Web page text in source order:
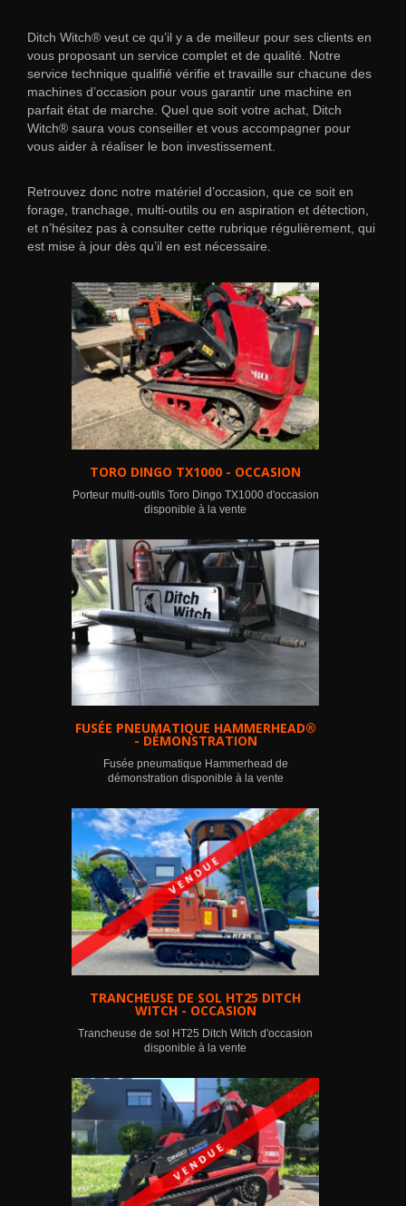
Ditch Witch® veut ce qu’il y a de meilleur pour ses clients en
vous proposant un service complet et de qualité. Notre
service technique qualifié vérifie et travaille sur chacune des
machines d’occasion pour vous garantir une machine en
parfait état de marche. Quel que soit votre achat, Ditch
Witch® saura vous conseiller et vous accompagner pour
vous aider à réaliser le bon investissement.
Retrouvez donc notre matériel d’occasion, que ce soit en
forage, tranchage, multi-outils ou en aspiration et détection,
et n’hésitez pas à consulter cette rubrique régulièrement, qui
est mise à jour dès qu’il en est nécessaire.
TORO DINGO TX1000 - OCCASION
Porteur multi-outils Toro Dingo TX1000 d'occasion
disponible à la vente
FUSÉE PNEUMATIQUE HAMMERHEAD®
- DÉMONSTRATION
Fusée pneumatique Hammerhead de
démonstration disponible à la vente
TRANCHEUSE DE SOL HT25 DITCH
WITCH - OCCASION
Trancheuse de sol HT25 Ditch Witch d'occasion
disponible à la vente